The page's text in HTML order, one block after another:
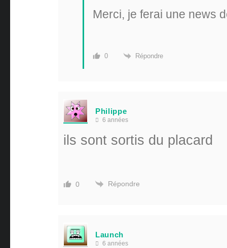
Merci, je ferai une news
0 Répondre
Philippe
6 années
ils sont sortis du placard
0 Répondre
Launch
6 années